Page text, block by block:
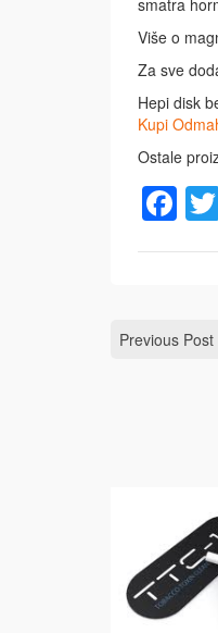
smatra
Više o
Za sve
Hepi disk
Kupi
Ostale
Previous Post